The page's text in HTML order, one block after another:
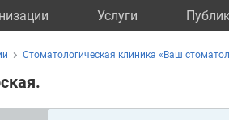
Услуги
Стоматологическая клиника «Ваш